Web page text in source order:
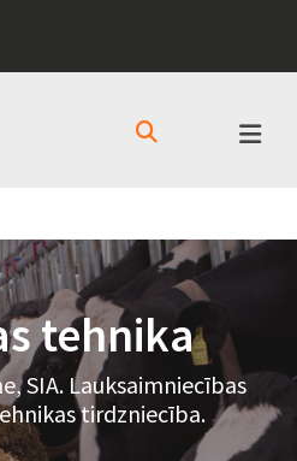
tehnika
SIA. Lauksaimniecības
tirdzniecība.